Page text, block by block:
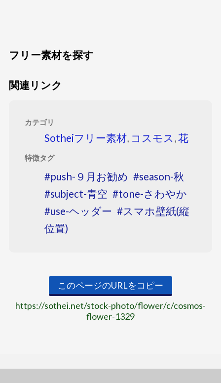
フリー素材を探す
関連リンク
カテゴリ
Sotheiフリー素材, コスモス ,花
特徴タグ
push-９月お勧め
season-秋
subject-青空
tone-さわやか
use-ヘッダー
スマホ壁紙(縦
位置)
このページのURLをコピー
https://sothei.net/stock-photo/flower/c/cosmos-
flower-1329